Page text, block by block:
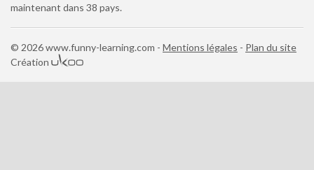
maintenant dans 38 pays.
© 2026 www.funny-learning.com - Mentions légales
Plan du site
Création